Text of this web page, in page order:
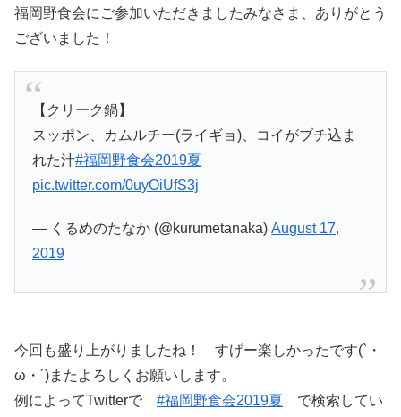
福岡野食会にご参加いただきましたみなさま、ありがとう
ございました！
【クリーク鍋】
スッポン、カムルチー(ライギョ)、コイがブチ込ま
れた汁#福岡野食会2019夏
pic.twitter.com/0uyOiUfS3j
— くるめのたなか (@kurumetanaka)August 17,
2019
今回も盛り上がりましたね！ すげー楽しかったです(`・
ω・´)またよろしくお願いします。
例によってTwitterで #福岡野食会2019夏 で検索してい